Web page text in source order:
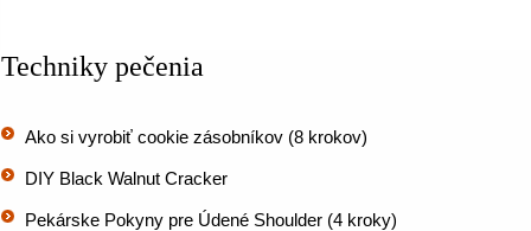
Techniky pečenia
Ako si vyrobiť cookie zásobníkov (8 krokov)
DIY Black Walnut Cracker
Pekárske Pokyny pre Údené Shoulder (4 kroky)